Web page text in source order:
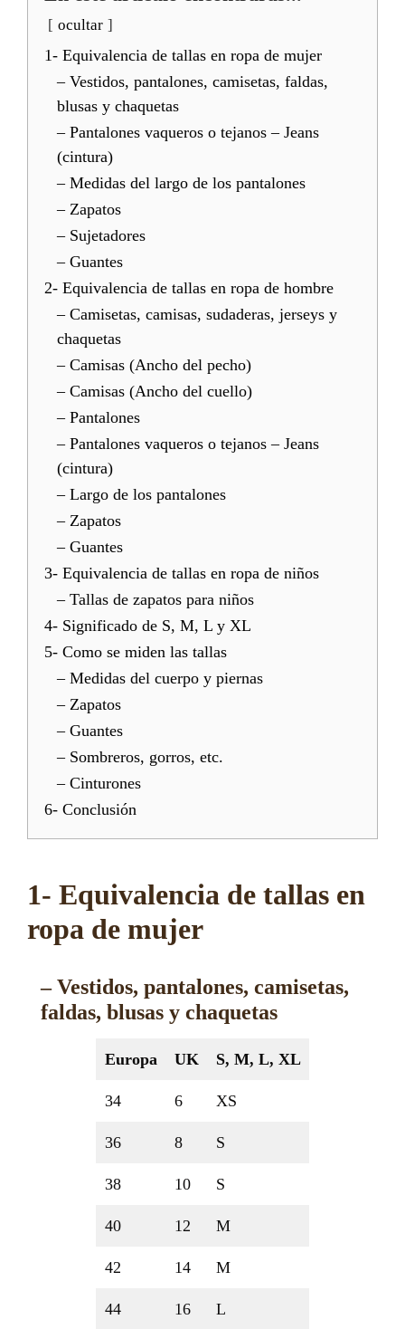
ocultar
1- Equivalencia de tallas en ropa de mujer
– Vestidos, pantalones, camisetas, faldas,
blusas y chaquetas
– Pantalones vaqueros o tejanos – Jeans
(cintura)
– Medidas del largo de los pantalones
– Zapatos
– Sujetadores
– Guantes
2- Equivalencia de tallas en ropa de hombre
– Camisetas, camisas, sudaderas, jerseys y
chaquetas
– Camisas (Ancho del pecho)
– Camisas (Ancho del cuello)
– Pantalones
– Pantalones vaqueros o tejanos – Jeans
(cintura)
– Largo de los pantalones
– Zapatos
– Guantes
3- Equivalencia de tallas en ropa de niños
– Tallas de zapatos para niños
4- Significado de S, M, L y XL
5- Como se miden las tallas
– Medidas del cuerpo y piernas
– Zapatos
– Guantes
– Sombreros, gorros, etc.
– Cinturones
6- Conclusión
1- Equivalencia de tallas en
ropa de mujer
– Vestidos, pantalones, camisetas,
faldas, blusas y chaquetas
Europa UK S, M, L, XL
34 6 XS
36 8 S
38 10 S
40 12 M
42 14 M
44 16 L